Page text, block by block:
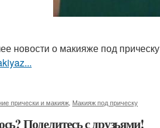
новости о макияже под прическу
прически и макияж Макияж под прическу
Поделитесь с друзьями!